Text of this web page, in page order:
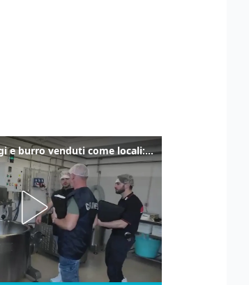
Alto Friuli, formaggi e burro venduti come locali: nei prodotti latte da fuori regione e dall’estero